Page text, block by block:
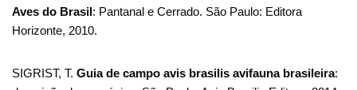
Aves do Brasil: Pantanal e Cerrado. São Paulo: Editora
Horizonte, 2010.
SIGRIST, T. Guia de campo avis brasilis avifauna brasileira: